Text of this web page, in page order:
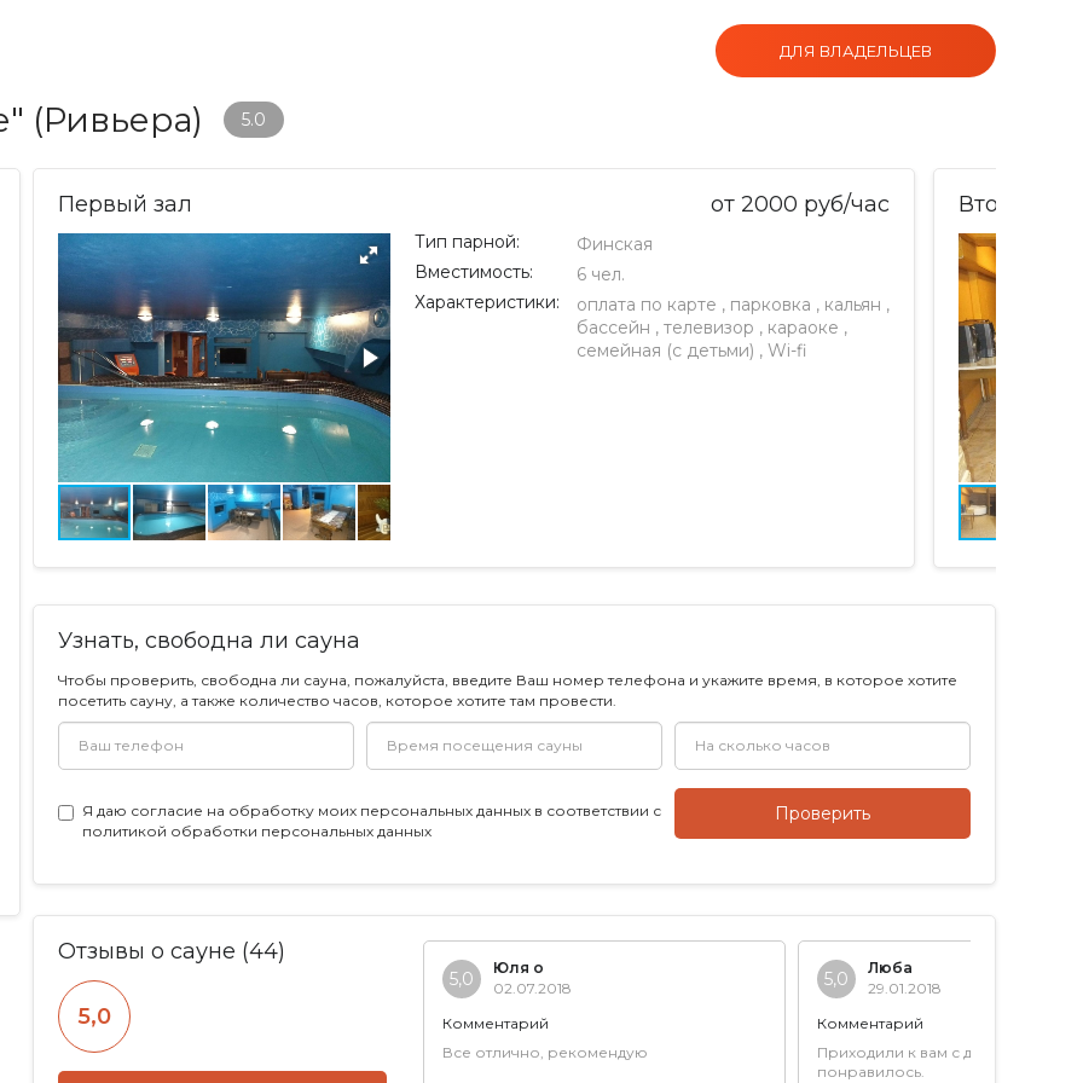
ДЛЯ ВЛАДЕЛЬЦЕВ
(Ривьера) 5.0
Первый зал от2000 руб/час
Тип парной:
Финская
Вместимость:
6 чел.
Характеристики:
оплата по карте , парковка , кальян ,
бассейн , телевизор , караоке ,
семейная (с детьми) , Wi-fi
Второй
Узнать, свободна ли сауна
Чтобы проверить, свободна ли сауна, пожалуйста, введите Ваш номер телефона и укажите время, в которое хотите
посетить сауну, а также количество часов, которое хотите там провести.
Я даю согласие на обработку моих персональных данных в соответствии с
политикой обработки персональных данных
Проверить
Отзывы о сауне (44)
5,0
5,0
Юля о
02.07.2018
Комментарий
Все отлично, рекомендую
5,0
Люба
29.01.2018
Комментарий
Приходили к вам с детишками, все
понравилось.